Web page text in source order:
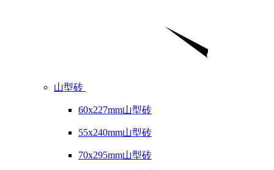
山型砖
60x227mm山型砖
55x240mm山型砖
70x295mm山型砖